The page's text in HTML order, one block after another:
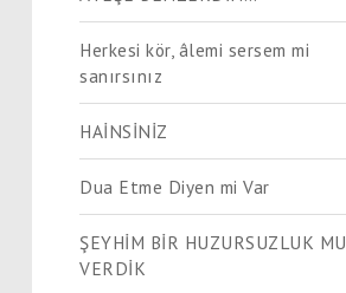
Herkesi kör, âlemi sersem mi
sanırsınız
HAİNSİNİZ
Dua Etme Diyen mi Var
ŞEYHİM BİR HUZURSUZLUK MU
VERDİK